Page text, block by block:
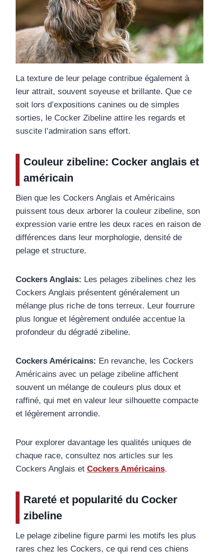
La texture de leur pelage contribue également à
leur attrait, souvent soyeuse et brillante. Que ce
soit lors d’expositions canines ou de simples
sorties, le Cocker Zibeline attire les regards et
suscite l’admiration sans effort.
Couleur zibeline: Cocker anglais et
américain
Bien que les Cockers Anglais et Américains
puissent tous deux arborer la couleur zibeline, son
expression varie entre les deux races en raison de
différences dans leur morphologie, densité de
pelage et structure.
Cockers Anglais: Les pelages zibelines chez les
Cockers Anglais présentent généralement un
mélange plus riche de tons terreux. Leur fourrure
plus longue et légèrement ondulée accentue la
profondeur du dégradé zibeline.
Cockers Américains: En revanche, les Cockers
Américains avec un pelage zibeline affichent
souvent un mélange de couleurs plus doux et
raffiné, qui met en valeur leur silhouette compacte
et légèrement arrondie.
Pour explorer davantage les qualités uniques de
chaque race, consultez nos articles sur les
Cockers Anglais et Cockers Américains.
Rareté et popularité du Cocker
zibeline
Le pelage zibeline figure parmi les motifs les plus
rares chez les Cockers, ce qui rend ces chiens